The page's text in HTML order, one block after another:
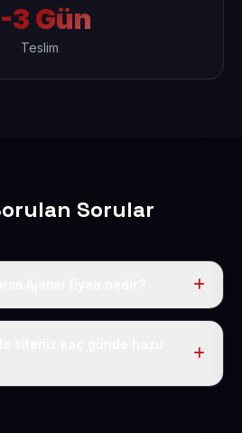
3 Gün
Teslim
Sorular
50 USD + KDV. Bu bedele alan